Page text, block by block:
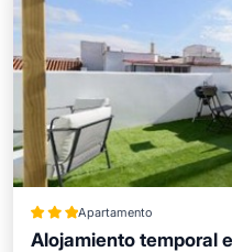
Apartamento
Alojamiento temporal